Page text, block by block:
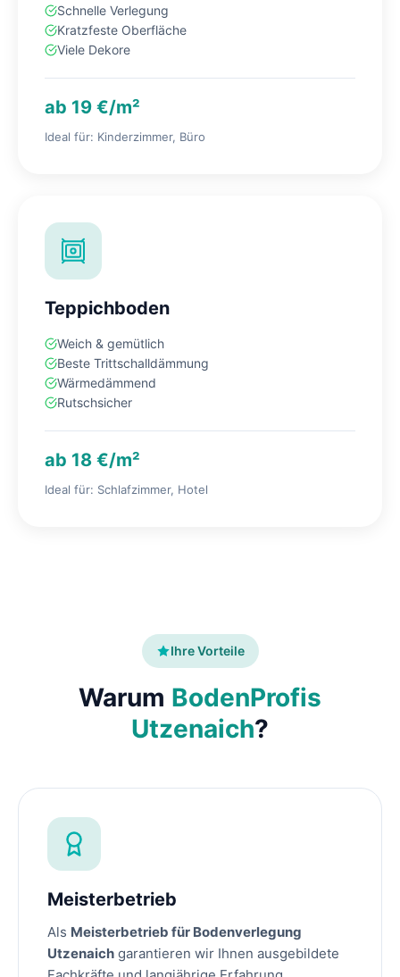
Schnelle Verlegung
Kratzfeste Oberfläche
Viele Dekore
ab 19 €/m²
Ideal für: Kinderzimmer, Büro
Teppichboden
Weich & gemütlich
Beste Trittschalldämmung
Wärmedämmend
Rutschsicher
ab 18 €/m²
Ideal für: Schlafzimmer, Hotel
Ihre Vorteile
Warum BodenProfis
Utzenaich?
Meisterbetrieb
Als Meisterbetrieb für Bodenverlegung
Utzenaich garantieren wir Ihnen ausgebildete